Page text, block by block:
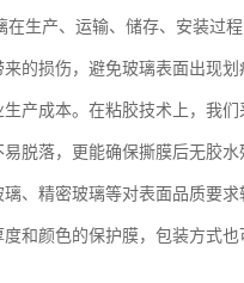
生产、运输、储存、安装过
的损伤，避免玻璃表面出现
产成本。在粘胶技术上，我
脱落，更能确保撕膜后无胶
、精密玻璃等对表面品质要
和颜色的保护膜，包装方式